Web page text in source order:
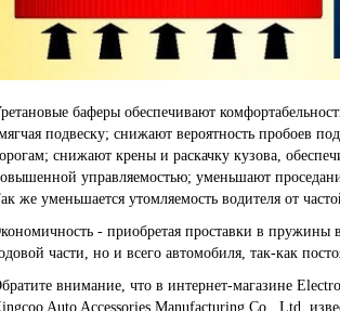
баферы обеспечивают
подвеску; снижают вероятность пробоев
снижают крены и раскачку кузова,
управляемостью; уменьшают
же уменьшается утомляемость водителя от
- приобретая проставки в пружины
части, но и всего автомобиля, так-как
внимание, что в интернет-магазине
Auto Accessories Manufacturing Co., Ltd,